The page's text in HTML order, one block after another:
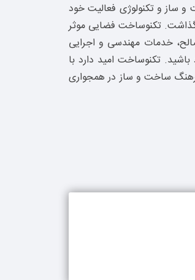
ساز و تکنولوژی فعالیت خود
در حوزه صنعت ساختمان گذاشت. تکنوساخت فضایی موثر
خدمات مهندسی و اجرایی
تکنوساخت امید دارد با
فرهنگ ساخت و ساز در همجواری